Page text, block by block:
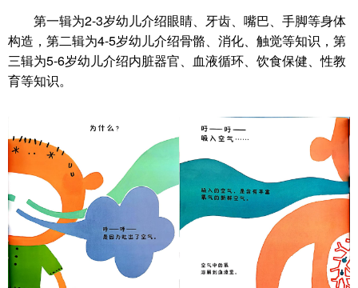
第一辑为2-3岁幼儿介绍眼睛、牙齿、嘴巴、手脚等身体
构造，第二辑为4-5岁幼儿介绍骨骼、消化、触觉等知识，第
三辑为5-6岁幼儿介绍内脏器官、血液循环、饮食保健、性教
育等知识。